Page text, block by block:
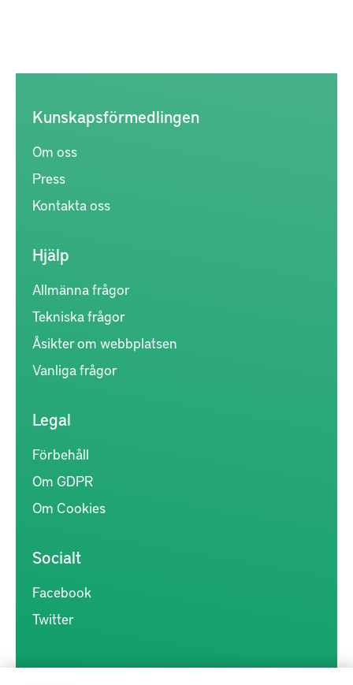
Kunskapsförmedlingen
Om oss
Press
Kontakta oss
Hjälp
Allmänna frågor
Tekniska frågor
Åsikter om webbplatsen
Vanliga frågor
Legal
Förbehåll
Om GDPR
Om Cookies
Socialt
Facebook
Twitter